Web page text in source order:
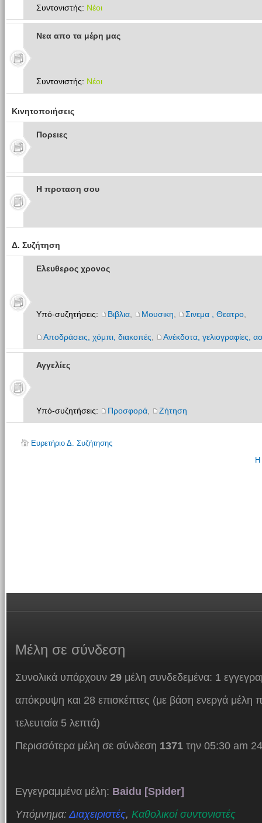
Συντονιστής: Νέοι
Νεα απο τα μέρη μας
Συντονιστής: Νέοι
Κινητοποιήσεις
Πoρειες
Η προταση σου
Δ. Συζήτηση
Ελευθερος χρονος
Υπό-συζητήσεις: Βιβλια, Μουσικη Σινεμα , Θεατρο,
Αποδράσεις, χόμπι, διακοπές Ανέκδοτα, γελιογραφίες,
Αγγελίες
Υπό-συζητήσεις: Προσφορά, Ζήτηση
Ευρετήριο Δ. Συζήτησης
Η
Μέλη σε σύνδεση
Συνολικά υπάρχουν 29μέλη συνδεδεμένα: 1
απόκρυψη και 28 επισκέπτες (με βάση ενεργά μέλη
τελευταία 5 λεπτά)
Περισσότερα μέλη σε σύνδεση 1371την 05:30 am
Εγγεγραμμένα μέλη: Baidu [Spider]
Υπόμνημα:Διαχειριστές, Καθολικοί συντονιστές